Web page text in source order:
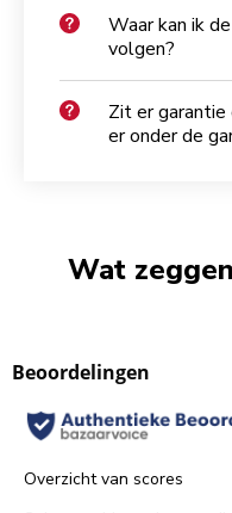
Waar kan ik
volgen?
Zit er
er onder de
Wat